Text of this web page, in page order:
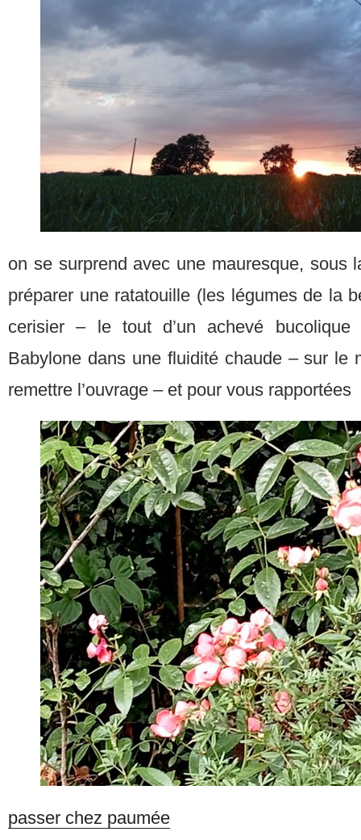
on se surprend avec une mauresque, sous
préparer une ratatouille (les légumes de la
cerisier – le tout d’un achevé
Babylone dans une fluidité chaude – sur le
remettre l’ouvrage – et pour vous rapportées
passer chez paumée